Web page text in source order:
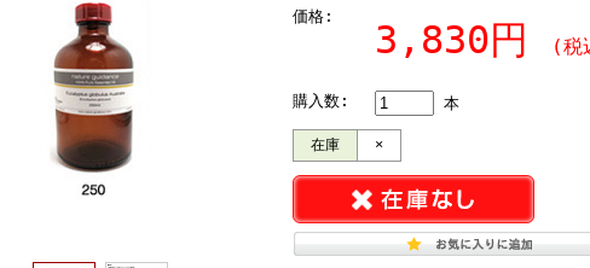
価格:
3,830円 (税
購入数: 本
在庫 ×